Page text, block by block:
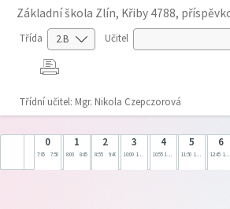
Základní škola Zlín, Křiby 4788,
Třída Učitel
Třídní učitel: Mgr. Nikola Czepczorová
0
7:05 7:50
1
8:00 8:45
2
8:55 9:40
3
10:00 10:45
4
10:55 11:40
5
11:50 12:35
6
12:45 13:30